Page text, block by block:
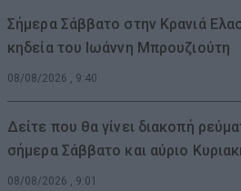
Σήμερα Σάββατο στην Κρανιά
κηδεία του Ιωάννη Μπρουζιούτη
08/08/2026 , 9:40
Δείτε που θα γίνει διακοπή
σήμερα Σάββατο και αύριο
08/08/2026 , 9:01